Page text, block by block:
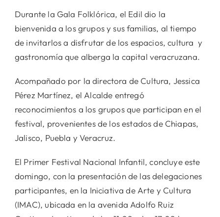
Durante la Gala Folklórica, el Edil dio la
bienvenida a los grupos y sus familias, al tiempo
de invitarlos a disfrutar de los espacios, cultura y
gastronomía que alberga la capital veracruzana.
Acompañado por la directora de Cultura, Jessica
Pérez Martínez, el Alcalde entregó
reconocimientos a los grupos que participan en el
festival, provenientes de los estados de Chiapas,
Jalisco, Puebla y Veracruz.
El Primer Festival Nacional Infantil, concluye este
domingo, con la presentación de las delegaciones
participantes, en la Iniciativa de Arte y Cultura
(IMAC), ubicada en la avenida Adolfo Ruiz